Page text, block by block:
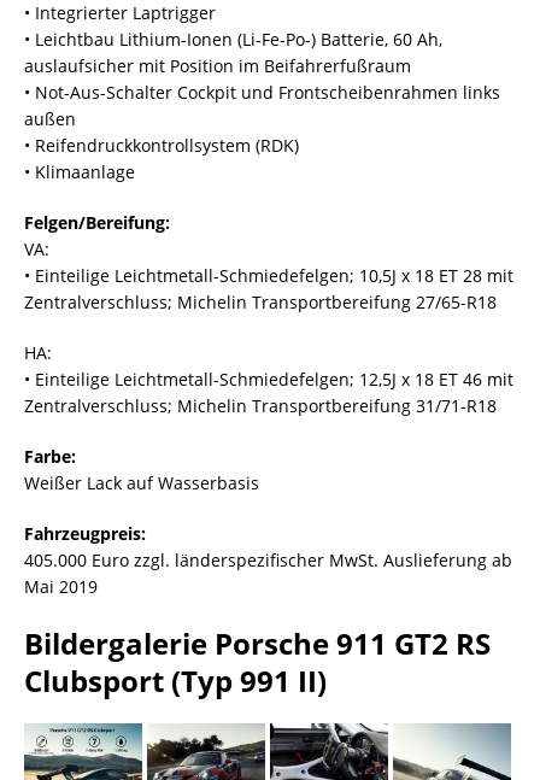
• Integrierter Laptrigger
• Leichtbau Lithium-Ionen (Li-Fe-Po-) Batterie, 60 Ah,
auslaufsicher mit Position im Beifahrerfußraum
• Not-Aus-Schalter Cockpit und Frontscheibenrahmen links
außen
• Reifendruckkontrollsystem (RDK)
• Klimaanlage
Felgen/Bereifung:
VA:
• Einteilige Leichtmetall-Schmiedefelgen; 10,5J x 18 ET 28 mit
Zentralverschluss; Michelin Transportbereifung 27/65-R18
HA:
• Einteilige Leichtmetall-Schmiedefelgen; 12,5J x 18 ET 46 mit
Zentralverschluss; Michelin Transportbereifung 31/71-R18
Farbe:
Weißer Lack auf Wasserbasis
Fahrzeugpreis:
405.000 Euro zzgl. länderspezifischer MwSt. Auslieferung ab
Mai 2019
Bildergalerie Porsche 911 GT2 RS
Clubsport (Typ 991 II)